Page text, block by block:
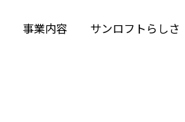
事業内容 サンロフトらしさ